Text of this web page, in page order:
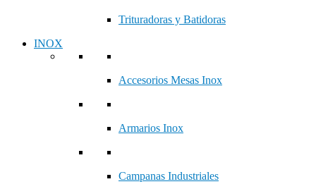
Trituradoras y Batidoras
INOX
Accesorios Mesas Inox
Armarios Inox
Campanas Industriales